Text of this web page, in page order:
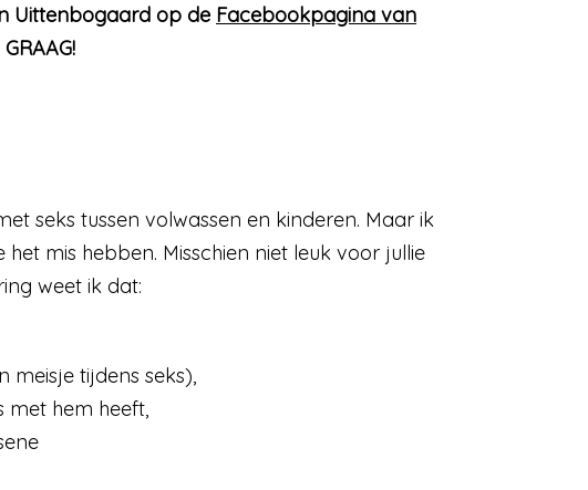
Uittenbogaard op de Facebookpagina van
seks tussen volwassen en kinderen. Maar ik
mis hebben. Misschien niet leuk voor jullie
weet ik dat:
meisje tijdens seks),
met hem heeft,